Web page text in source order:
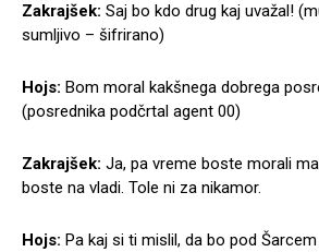
Zakrajšek: Saj bo kdo drug kaj uvažal!
sumljivo – šifrirano)
Hojs: Bom moral kakšnega dobrega
(posrednika podčrtal agent 00)
Zakrajšek: Ja, pa vreme boste morali
boste na vladi. Tole ni za nikamor.
Hojs: Pa kaj si ti mislil, da bo pod